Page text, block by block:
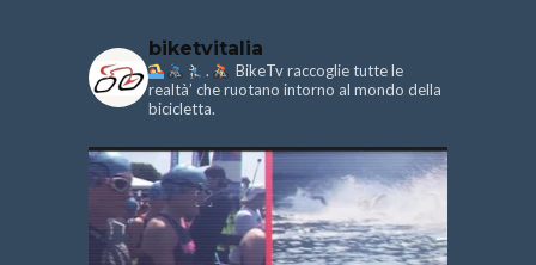
biketvitalia
.
BikeTv raccoglie tutte le
realtà’ che ruotano intorno al mondo della
bicicletta.